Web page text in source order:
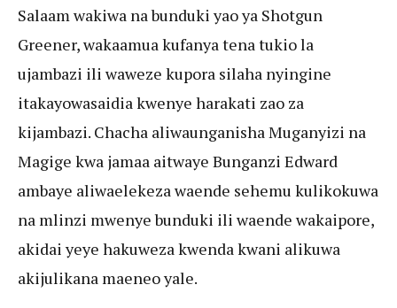
Salaam wakiwa na bunduki yao ya Shotgun
Greener, wakaamua kufanya tena tukio la
ujambazi ili waweze kupora silaha nyingine
itakayowasaidia kwenye harakati zao za
kijambazi. Chacha aliwaunganisha Muganyizi na
Magige kwa jamaa aitwaye Bunganzi Edward
ambaye aliwaelekeza waende sehemu kulikokuwa
na mlinzi mwenye bunduki ili waende wakaipore,
akidai yeye hakuweza kwenda kwani alikuwa
akijulikana maeneo yale.